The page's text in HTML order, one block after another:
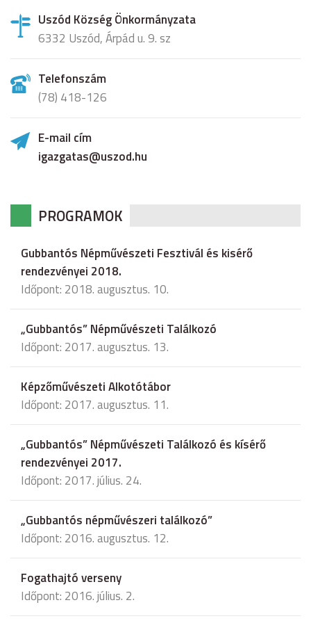
Uszód Község Önkormányzata
6332 Uszód, Árpád u. 9. sz
Telefonszám
(78) 418-126
E-mail cím
igazgatas@uszod.hu
PROGRAMOK
Gubbantós Népművészeti Fesztivál és kisérő
rendezvényei 2018.
Időpont: 2018. augusztus. 10.
„Gubbantós” Népművészeti Találkozó
Időpont: 2017. augusztus. 13.
Képzőművészeti Alkotótábor
Időpont: 2017. augusztus. 11.
„Gubbantós” Népművészeti Találkozó és kísérő
rendezvényei 2017.
Időpont: 2017. július. 24.
„Gubbantós népművészeri találkozó”
Időpont: 2016. augusztus. 12.
Fogathajtó verseny
Időpont: 2016. július. 2.